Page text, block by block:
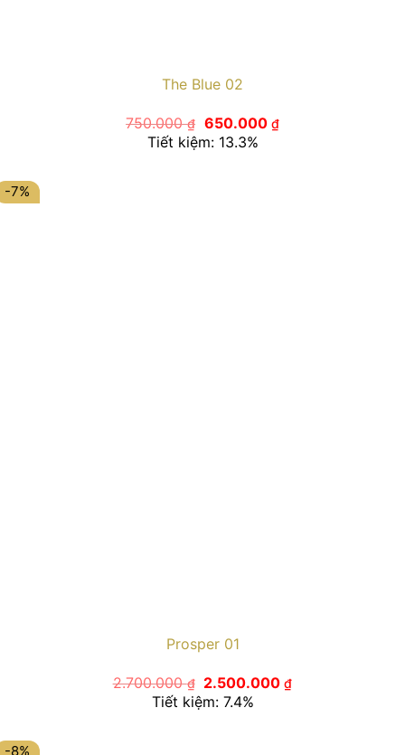
The Blue 02
750.000₫ Giá
gốc
là:
650.000 ₫Giá
hiện
Tiết kiệm: 13.3%
-7%
Prosper 01
2.700.000₫
Giá
gốc
là:
2.500.000₫Giá
Tiết kiệm: 7.4%
-8%